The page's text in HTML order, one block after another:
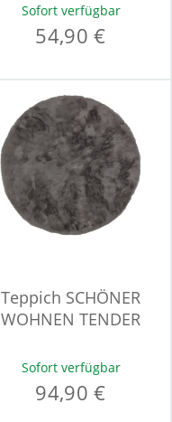
Sofort verfügbar
54,90 €
Teppich SCHÖNER
WOHNEN TENDER
Sofort verfügbar
94,90 €